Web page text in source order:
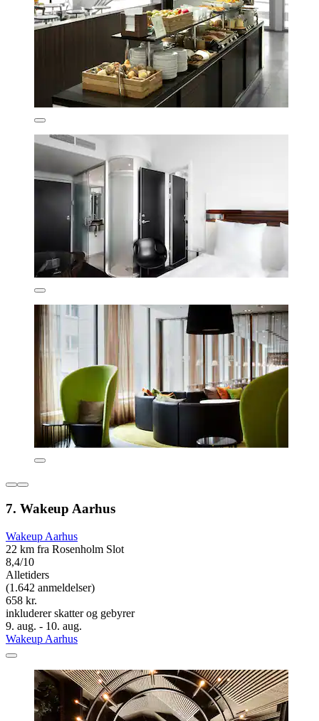
7. Wakeup Aarhus
Wakeup Aarhus
22 km fra Rosenholm Slot
8,4/10
Alletiders
(1.642 anmeldelser)
658 kr.
inkluderer skatter og gebyrer
9. aug. - 10. aug.
Wakeup Aarhus